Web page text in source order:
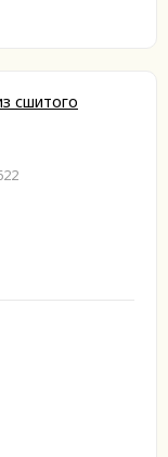
сшитого